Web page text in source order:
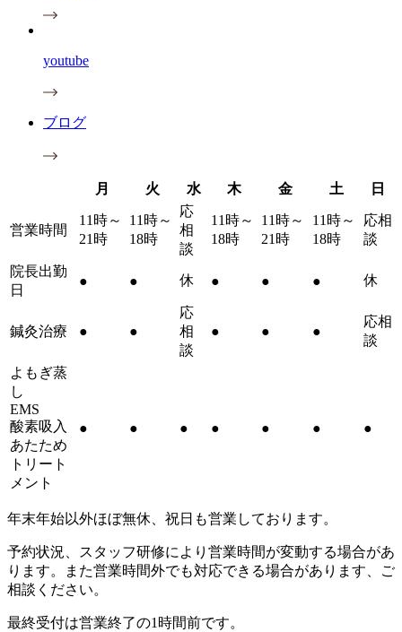
youtube
ブログ
月 火 水 木 金 土 日
営業時間
11時～
21時
11時～
18時
応
相
談
11時～
18時
11時～
21時
11時～
18時
応相
談
院長出勤
日
● ● 休 ● ● ● 休
鍼灸治療 ● ●
応
相
談
● ● ●
応相
談
よもぎ蒸
し
EMS
酸素吸入
あたため
トリート
メント
● ● ● ● ● ● ●
年末年始以外ほぼ無休、祝日も営業しております。
予約状況、スタッフ研修により営業時間が変動する場合があ
ります。また営業時間外でも対応できる場合があります、ご
相談ください。
最終受付は営業終了の1時間前です。